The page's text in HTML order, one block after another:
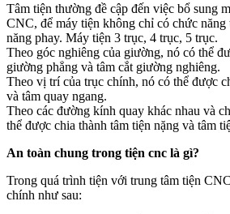
Tâm tiện thường đề cập đến việc bổ sung
CNC, để máy tiện không chỉ có chức năng
năng phay. Máy tiện 3 trục, 4 trục, 5 trục.
Theo góc nghiêng của giường, nó có thể
giường phẳng và tâm cắt giường nghiêng.
Theo vị trí của trục chính, nó có thể được
và tâm quay ngang.
Theo các đường kính quay khác nhau và
thể được chia thành tâm tiện nặng và tâm
An toàn chung trong tiện cnc là gì?
Trong quá trình tiện với trung tâm tiện
chính như sau: